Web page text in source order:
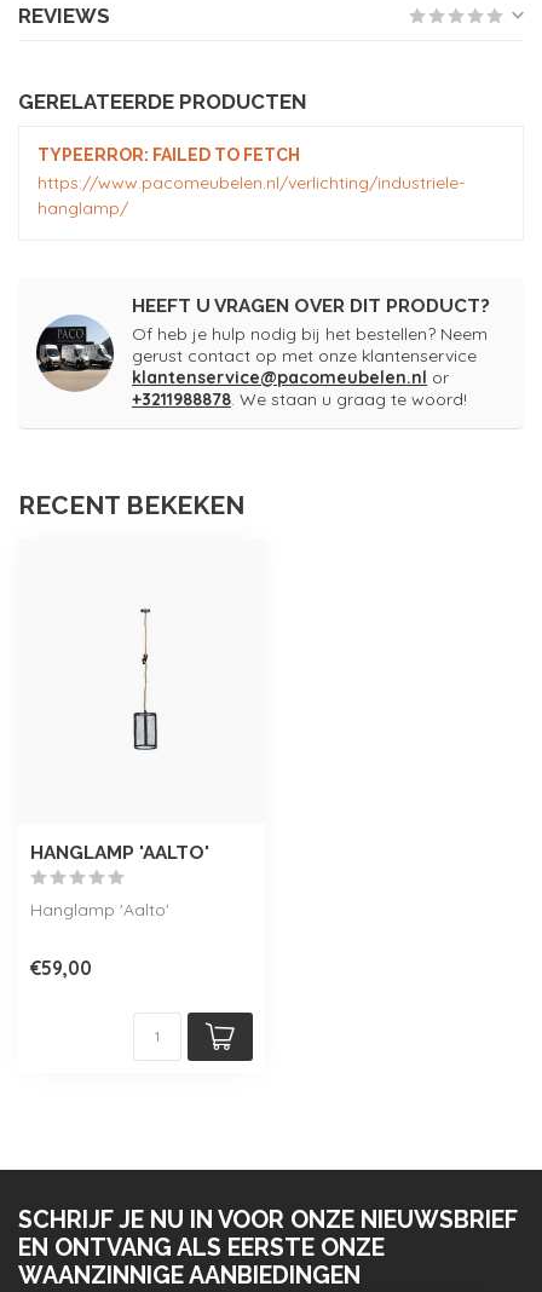
REVIEWS
GERELATEERDE PRODUCTEN
TYPEERROR: FAILED TO FETCH
https://www.pacomeubelen.nl/verlichting/industriele-
hanglamp/
HEEFT U VRAGEN OVER DIT PRODUCT?
Of heb je hulp nodig bij het bestellen? Neem
gerust contact op met onze klantenservice
klantenservice@pacomeubelen.nl or
+3211988878. We staan u graag te woord!
RECENT BEKEKEN
HANGLAMP 'AALTO'
Hanglamp 'Aalto'
€59,00
SCHRIJF JE NU IN VOOR ONZE NIEUWSBRIEF
EN ONTVANG ALS EERSTE ONZE
WAANZINNIGE AANBIEDINGEN